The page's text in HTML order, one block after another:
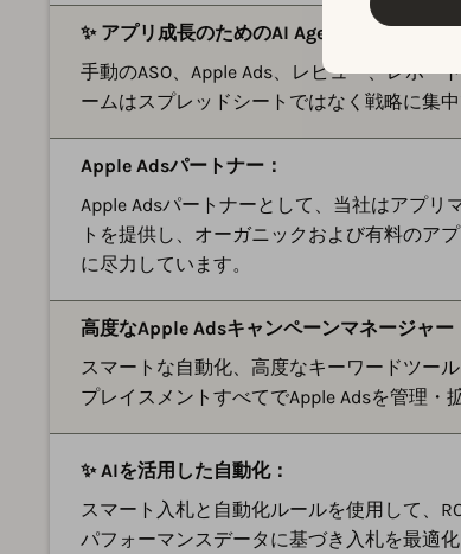
✨ アプリ成長のためのAI Agents：
手動のASO、Apple Ads、レビュー、レポー
ームはスプレッドシートではなく戦略に集
Apple Adsパートナー：
Apple Adsパートナーとして、当社はアプ
トを提供し、オーガニックおよび有料のア
に尽力しています。
高度なApple Adsキャンペーンマネージャー
スマートな自動化、高度なキーワードツー
プレイスメントすべてでApple Adsを管理・
✨ AIを活用した自動化：
スマート入札と自動化ルールを使用して、
パフォーマンスデータに基づき入札を最適化